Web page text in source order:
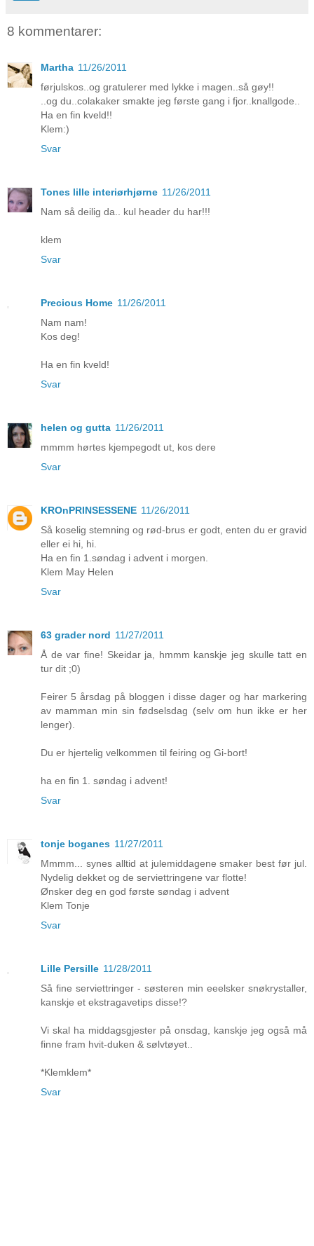
8 kommentarer:
Martha 11/26/2011
førjulskos..og gratulerer med lykke i magen..så gøy!!
..og du..colakaker smakte jeg første gang i fjor..knallgode..
Ha en fin kveld!!
Klem:)
Svar
Tones lille interiørhjørne 11/26/2011
Nam så deilig da.. kul header du har!!!
klem
Svar
Precious Home 11/26/2011
Nam nam!
Kos deg!
Ha en fin kveld!
Svar
helen og gutta 11/26/2011
mmmm hørtes kjempegodt ut, kos dere
Svar
KROnPRINSESSENE 11/26/2011
Så koselig stemning og rød-brus er godt, enten du er gravid
eller ei hi, hi.
Ha en fin 1.søndag i advent i morgen.
Klem May Helen
Svar
63 grader nord 11/27/2011
Å de var fine! Skeidar ja, hmmm kanskje jeg skulle tatt en
tur dit ;0)
Feirer 5 årsdag på bloggen i disse dager og har markering
av mamman min sin fødselsdag (selv om hun ikke er her
lenger).
Du er hjertelig velkommen til feiring og Gi-bort!
ha en fin 1. søndag i advent!
Svar
tonje boganes 11/27/2011
Mmmm... synes alltid at julemiddagene smaker best før jul.
Nydelig dekket og de serviettringene var flotte!
Ønsker deg en god første søndag i advent
Klem Tonje
Svar
Lille Persille 11/28/2011
Så fine serviettringer - søsteren min eeelsker snøkrystaller,
kanskje et ekstragavetips disse!?
Vi skal ha middagsgjester på onsdag, kanskje jeg også må
finne fram hvit-duken & sølvtøyet..
*Klemklem*
Svar